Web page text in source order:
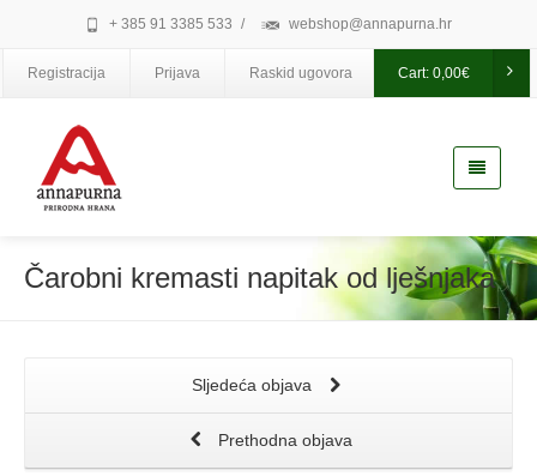
+ 385 91 3385 533 / webshop@annapurna.hr
Registracija Prijava Raskid ugovora Cart: 0,00€
Čarobni kremasti napitak od lješnjaka
Sljedeća objava
Prethodna objava